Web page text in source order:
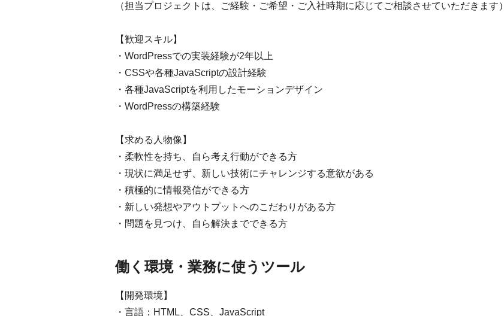
（担当プロジェクトは、ご経験・ご希望・ご入社時期に応じてご相談させていただきます）
【歓迎スキル】
・WordPressでの実装経験が2年以上
・CSSや各種JavaScriptの設計経験
・各種JavaScriptを利用したモーションデザイン
・WordPressの構築経験
【求める人物像】
・柔軟性を持ち、自ら考え行動ができる方
・現状に満足せず、新しい技術にチャレンジする意欲がある
・積極的に情報発信ができる方
・新しい発想やアウトプットへのこだわりがある方
・問題を見つけ、自ら解決までできる方
働く環境・業務に使うツール
【開発環境】
・言語：HTML、CSS、JavaScript